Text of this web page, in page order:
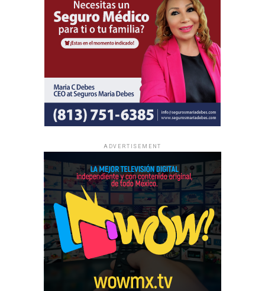
y no se realizan colectas de dinero.
La información oficial sobre fechas, lugares y el programa
completo de las Asambleas Regionales e Internacionales
ADVERTISEMENT